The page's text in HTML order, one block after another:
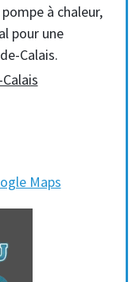
à chaleur,
pour une
Calais.
Maps